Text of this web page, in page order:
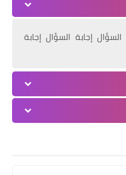
تقوم بإظهار
إجابة السؤال إجابة